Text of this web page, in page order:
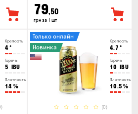
79,50
грн за 1 шт
Крепость
4°
Горечь
5 IBU
Плотность
14 %
Крепость
4.7 °
Горечь
10 IBU
Плотность
10.5 %
(0)
Только онлайн
Новинка